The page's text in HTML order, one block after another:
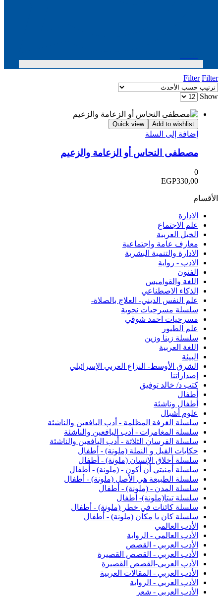
Filter Filter
Show
Add to wishlist
Quick view
إضافة إلى السلة
مصطفى النحاس أو الزعامة والزعيم
0
EGP330,00
الأقسام
الادارة
علم الاجتماع
الخيل العربية
معارف عامة واجتماعية
الادارة والتنمية البشرية
الادب - رواية
الفنون
اللغة والقواميس
الذكاء الاصطناعي
علم النفس الديني- العلاج بالصلاة-
سلسلة مسرحيات نحوية
مسرحيات احمد شوقي
علم الطيور
سلسلة زينا وزين
اللغة العربية
البيئة
الشرق الأوسط- النزاع العربي الإسرائيلي
إصداراتنا
كتب د/ خالد توفيق
أطفال
أطفال وناشئة
علوم أشبال
سلسلة الغرفة المظلمة - أدب اليافعين والناشئة
سلسلة المغامرات - أدب اليافعين والناشئة
سلسلة الفرسان الثلاثة - أدب اليافعين والناشئة
حكايات الفيل و النملة (ملونة) - أطفال
سلسلة أخلاق الإنسان (ملونة) - أطفال
سلسلة أمنيتي أن أكون - (ملونة) - أطفال
سلسلة الطبيعة هي الأصل (ملونة) - أطفال
سلسلة المدن - (ملونة) - أطفال
سلسلة تيتا(ملونة)- أطفال
سلسلة كائنات في خطر (ملونة) - أطفال
سلسلة كان يا مكان (ملونة) - أطفال
الأدب العالمي
الأدب العالمي - الرواية
الأدب العربي - القصص
الأدب العربي - القصص القصيرة
الأدب العربي-القصص القصيرة
الأدب العربي - المقالات العربية
الأدب العربي - الرواية
الأدب العربي - شعر